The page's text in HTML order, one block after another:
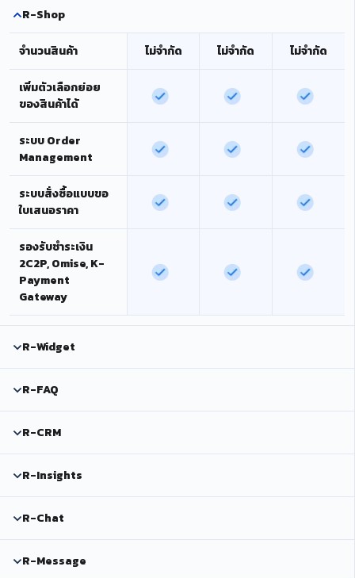
R-Shop
จำนวนสินค้า ไม่จำกัด ไม่จำกัด ไม่จำกัด
เพิ่มตัวเลือกย่อย
ของสินค้าได้
ระบบ Order
Management
ระบบสั่งซื้อแบบขอ
ใบเสนอราคา
รองรับชำระเงิน
2C2P, Omise, K-
Payment
Gateway
R-Widget
R-FAQ
R-CRM
R-Insights
R-Chat
R-Message